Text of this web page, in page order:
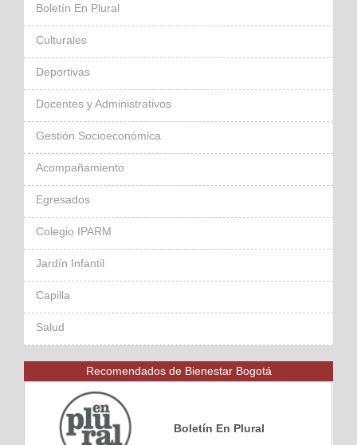
Boletín En Plural
Culturales
Deportivas
Docentes y Administrativos
Gestión Socioeconómica
Acompañamiento
Egresados
Colegio IPARM
Jardín Infantil
Capilla
Salud
Recomendados de Bienestar Bogotá
Boletín En Plural